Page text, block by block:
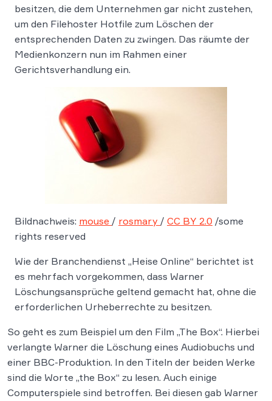
besitzen, die dem Unternehmen gar nicht zustehen,
um den Filehoster Hotfile zum Löschen der
entsprechenden Daten zu zwingen. Das räumte der
Medienkonzern nun im Rahmen einer
Gerichtsverhandlung ein.
Bildnachweis: mouse / rosmary / CC BY 2.0 /some
rights reserved
Wie der Branchendienst „Heise Online“ berichtet ist
es mehrfach vorgekommen, dass Warner
Löschungsansprüche geltend gemacht hat, ohne die
erforderlichen Urheberrechte zu besitzen.
So geht es zum Beispiel um den Film „The Box“. Hierbei
verlangte Warner die Löschung eines Audiobuchs und
einer BBC-Produktion. In den Titeln der beiden Werke
sind die Worte „the Box“ zu lesen. Auch einige
Computerspiele sind betroffen. Bei diesen gab Warner